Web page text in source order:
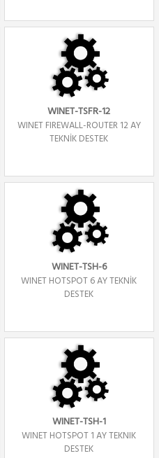
WINET-TSFR-12
WINET FIREWALL-ROUTER 12 AY
TEKNİK DESTEK
WINET-TSH-6
WINET HOTSPOT 6 AY TEKNİK
DESTEK
WINET-TSH-1
WINET HOTSPOT 1 AY TEKNIK
DESTEK